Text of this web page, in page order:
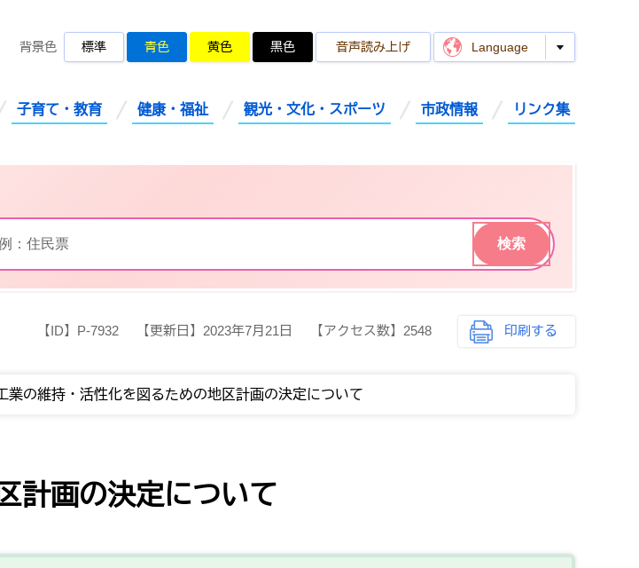
背景色 標準 青色 黄色 黒色 音声読み上げ Language
子育て・教育 健康・福祉 観光・文化・スポーツ 市政情報 リンク集
【ID】 P-7932 【更新日】 2023年7月21日 【アクセス数】 2548 印刷する
業の維持・活性化を図るための地区計画の決定について
計画の決定について